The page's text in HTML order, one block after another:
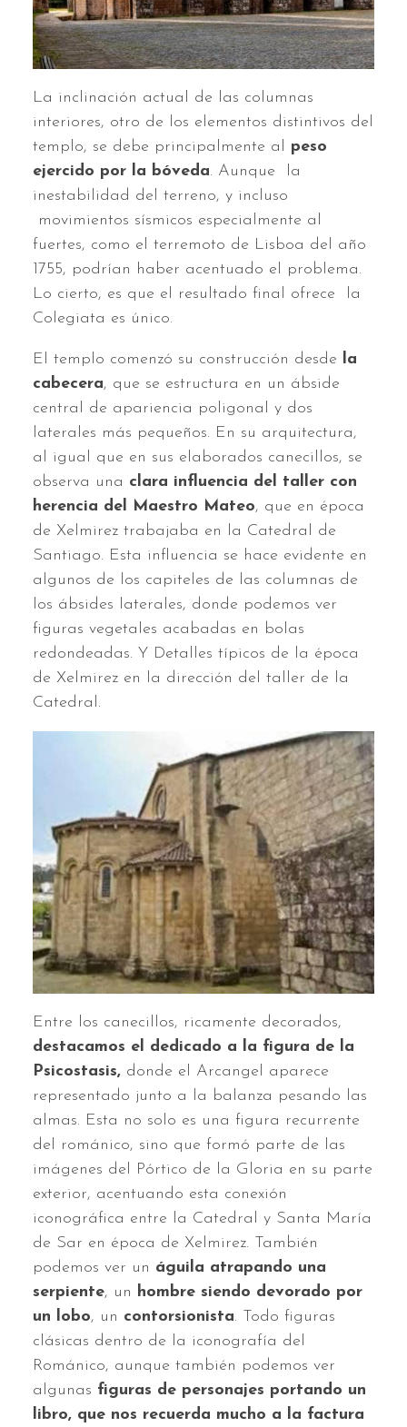
La inclinación actual de las columnas
interiores, otro de los elementos distintivos del
templo, se debe principalmente al peso
ejercido por la bóveda. Aunque la
inestabilidad del terreno, y incluso
movimientos sísmicos especialmente al
fuertes, como el terremoto de Lisboa del año
1755, podrían haber acentuado el problema.
Lo cierto, es que el resultado final ofrece la
Colegiata es único.
El templo comenzó su construcción desde la
cabecera, que se estructura en un ábside
central de apariencia poligonal y dos
laterales más pequeños. En su arquitectura,
al igual que en sus elaborados canecillos, se
observa una clara influencia del taller con
herencia del Maestro Mateo, que en época
de Xelmirez trabajaba en la Catedral de
Santiago. Esta influencia se hace evidente en
algunos de los capiteles de las columnas de
los ábsides laterales, donde podemos ver
figuras vegetales acabadas en bolas
redondeadas. Y Detalles típicos de la época
de Xelmirez en la dirección del taller de la
Catedral.
Entre los canecillos, ricamente decorados,
destacamos el dedicado a la figura de la
Psicostasis, donde el Arcangel aparece
representado junto a la balanza pesando las
almas. Esta no solo es una figura recurrente
del románico, sino que formó parte de las
imágenes del Pórtico de la Gloria en su parte
exterior, acentuando esta conexión
iconográfica entre la Catedral y Santa María
de Sar en época de Xelmirez. También
podemos ver un águila atrapando una
serpiente, un hombre siendo devorado por
un lobo, un contorsionista. Todo figuras
clásicas dentro de la iconografía del
Románico, aunque también podemos ver
algunas figuras de personajes portando un
libro, que nos recuerda mucho a la factura